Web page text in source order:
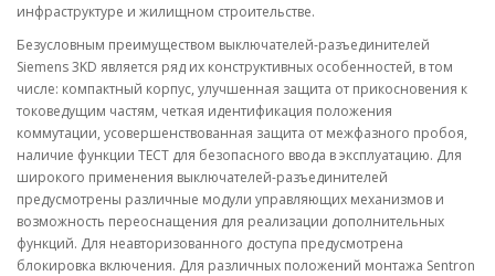
инфраструктуре и жилищном строительстве.
Безусловным преимуществом выключателей-разъединителей
Siemens 3KD является ряд их конструктивных особенностей, в том
числе: компактный корпус, улучшенная защита от прикосновения к
токоведущим частям, четкая идентификация положения
коммутации, усовершенствованная защита от межфазного пробоя,
наличие функции ТЕСТ для безопасного ввода в эксплуатацию. Для
широкого применения выключателей-разъединителей
предусмотрены различные модули управляющих механизмов и
возможность переоснащения для реализации дополнительных
функций. Для неавторизованного доступа предусмотрена
блокировка включения. Для различных положений монтажа Sentron